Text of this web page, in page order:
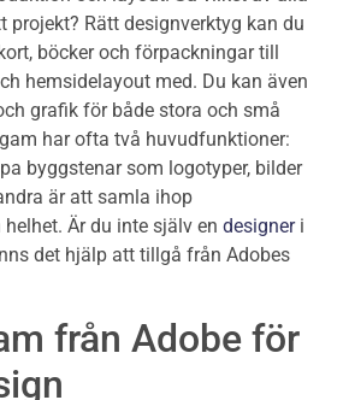
projekt? Rätt designverktyg kan du
böcker och förpackningar till
hemsidelayout med. Du kan även
grafik för både stora och små
har ofta två huvudfunktioner:
byggstenar som logotyper, bilder
är att samla ihop
Är du inte själv en designeri
det hjälp att tillgå från Adobes
från Adobe för